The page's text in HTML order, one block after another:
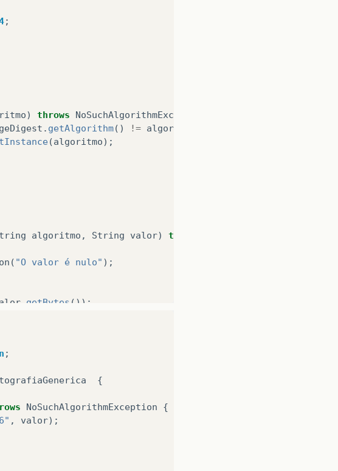
;
) throws NoSuchAlgorithmException
. getAlgorithm() != algoritmo
(algoritmo);
algoritmo , String valor) throws
( "O valor é nulo" );
getBytes ());
;
{
NoSuchAlgorithmException
{
, valor);